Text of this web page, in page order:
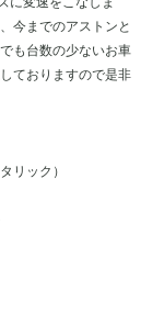
今までのアストンと
も台数の少ないお車
ておりますので是非
リック）